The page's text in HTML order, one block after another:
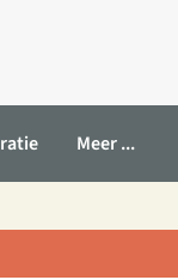
Meer ...